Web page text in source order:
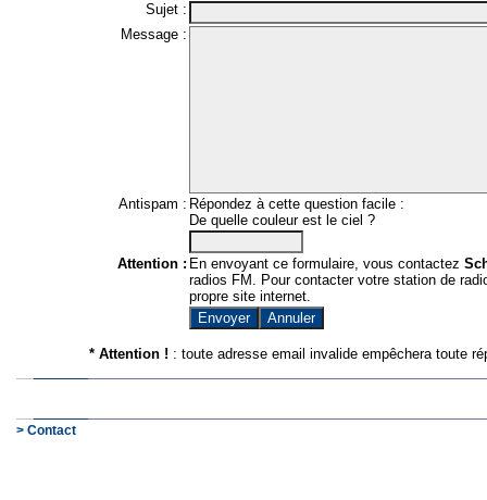
Sujet :
Message :
Antispam : Répondez à cette question facile :
De quelle couleur est le ciel ?
Attention : En envoyant ce formulaire, vous contactez
radios FM. Pour contacter votre station de
propre site internet.
* Attention ! : toute adresse email invalide empêchera toute
> Contact